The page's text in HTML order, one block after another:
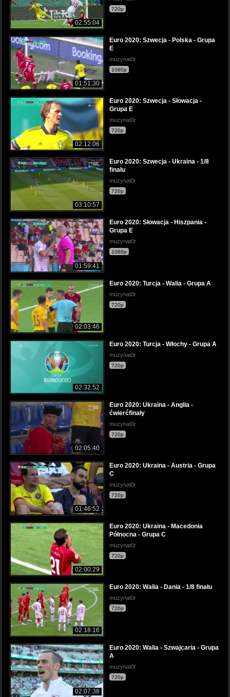
02:55:04
720p
01:51:30
Euro 2020: Szwecja - Polska - Grupa
E
muzynat0r
1080p
02:12:06
Euro 2020: Szwecja - Słowacja -
Grupa E
muzynat0r
720p
03:10:57
Euro 2020: Szwecja - Ukraina - 1/8
finału
muzynat0r
720p
01:59:41
Euro 2020: Słowacja - Hiszpania -
Grupa E
muzynat0r
1080p
02:03:46
Euro 2020: Turcja - Walia - Grupa A
muzynat0r
720p
02:32:52
Euro 2020: Turcja - Włochy - Grupa A
muzynat0r
720p
02:05:40
Euro 2020: Ukraina - Anglia -
ćwierćfinały
muzynat0r
720p
01:46:52
Euro 2020: Ukraina - Austria - Grupa
C
muzynat0r
720p
02:00:29
Euro 2020: Ukraina - Macedonia
Północna - Grupa C
muzynat0r
720p
02:18:16
Euro 2020: Walia - Dania - 1/8 finału
muzynat0r
720p
02:07:38
Euro 2020: Walia - Szwajcaria - Grupa
A
muzynat0r
720p